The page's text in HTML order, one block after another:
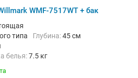
WMF-7517WT + бак
типа Глубина:45 см
белья:7.5 кг